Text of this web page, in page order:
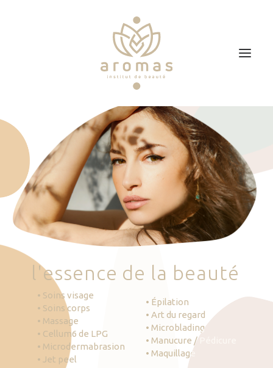
Soins
Je veux faire un bon cadeau
Plan d’accès
Prendre RDV
'essence de la beauté
• Soins visage
• Soins corps
• Massage
• Cellum6 de LPG
• Microdermabrasion
• Jet peel
• Épilation
• Art du regard
• Microblading
• Manucure / Pédicure
• Maquillage